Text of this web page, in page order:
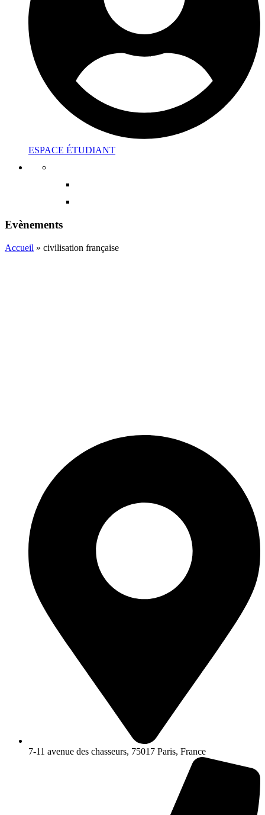
ESPACE ÉTUDIANT
Evènements
Accueil » civilisation française
7-11 avenue des chasseurs, 75017 Paris, France